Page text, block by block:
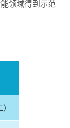
领域得到示范